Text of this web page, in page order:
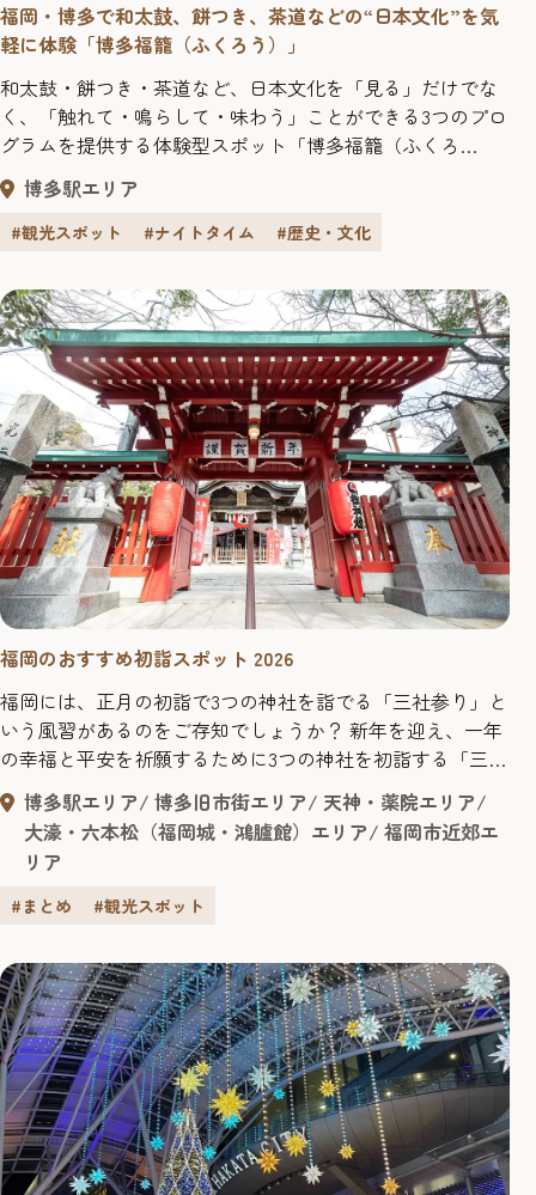
福岡・博多で和太鼓、餅つき、茶道などの“日本文化”を気
軽に体験「博多福籠（ふくろう）」
和太鼓・餅つき・茶道など、日本文化を「見る」だけでな
く、「触れて・鳴らして・味わう」ことができる3つのプロ
グラムを提供する体験型スポット「博多福籠（ふくろ
う）」。2020年に誕生し、現在5年目を迎え、多くの観光客
が訪れています。オーナーが全国の城を巡り、和太鼓の魅
力を届けてきた経験をもとに誕生したこの場所では、誰で
楽しめます。
博多駅エリア
#観光スポット #ナイトタイム #歴史・文化
福岡のおすすめ初詣スポット 2026
福岡には、正月の初詣で3つの神社を詣でる「三社参り」と
いう風習があるのをご存知でしょうか？ 新年を迎え、一年
の幸福と平安を祈願するために3つの神社を初詣する「三社
参り」という風習が九州・福岡や中国地方に見られる風習
と伝われています。 商売繁盛や厄除けの神様として信仰を
集める「筥崎宮」や、「櫛田神社」は博多の総鎮守として
有名で、厄払いの神社として親しまれる「若八幡宮」など
が人気の初詣スポットで...
博多駅エリア 博多旧市街エリア
天神・薬院エリア
大濠・六本松（福岡城・鴻臚館）エリア
福岡市近郊エ
リア
#まとめ #観光スポット